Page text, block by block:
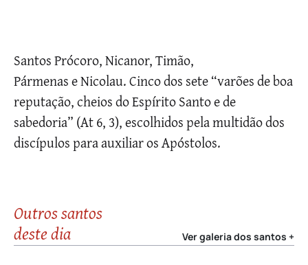
Santos Prócoro, Nicanor, Timão,
Pármenas e Nicolau. Cinco dos sete “varões de boa
reputação, cheios do Espírito Santo e de
sabedoria” (At 6, 3), escolhidos pela multidão dos
discípulos para auxiliar os Apóstolos.
Outros santos
deste dia
Ver galeria dos santos +